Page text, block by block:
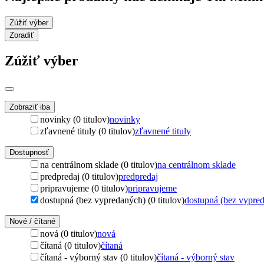
Zúžiť výber
Zoradiť
Zúžiť výber
Zobraziť iba
novinky (0 titulov)novinky
zľavnené tituly (0 titulov)zľavnené tituly
Dostupnosť
na centrálnom sklade (0 titulov)na centrálnom sklade
predpredaj (0 titulov)predpredaj
pripravujeme (0 titulov)pripravujeme
dostupná (bez vypredaných) (0 titulov)dostupná (bez
Nové / čítané
nová (0 titulov)nová
čítaná (0 titulov)čítaná
čítaná - výborný stav (0 titulov)čítaná - výborný stav